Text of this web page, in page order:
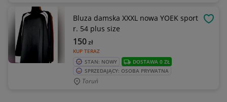
Bluza damska XXXL nowa YOEK sport
r. 54 plus size
KUP TERAZ
150zł
STAN: NOWY
DOSTAWA 0 ZŁ
SPRZEDAJĄCY: OSOBA PRYWATNA
Toruń